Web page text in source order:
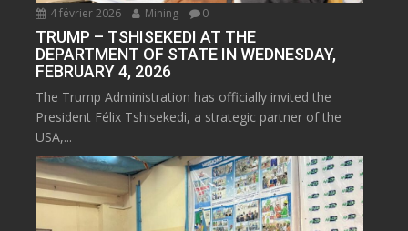
4 février 2026 Mining 0
TRUMP – TSHISEKEDI AT THE
DEPARTMENT OF STATE IN WEDNESDAY,
FEBRUARY 4, 2026
The Trump Administration has officially invited the
President Félix Tshisekedi, a strategic partner of the
USA,...